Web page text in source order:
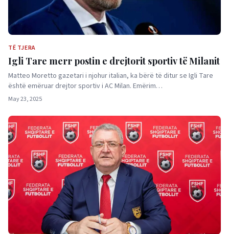
TË TJERA
Igli Tare merr postin e drejtorit sportiv të Milanit
Matteo Moretto gazetari i njohur italian, ka bërë të ditur se Igli Tare
është emëruar drejtor sportiv i AC Milan. Emërim…
May 23, 2025